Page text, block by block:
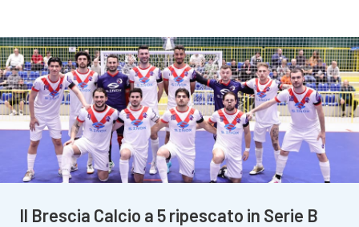
Il Brescia Calcio a 5 ripescato in Serie B